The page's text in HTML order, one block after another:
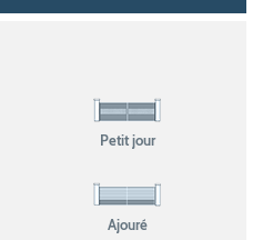
Petit jour
Ajouré